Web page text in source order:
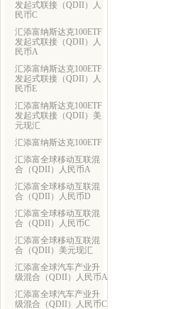
发起式联接（QDII）人
民币C
汇添富纳斯达克100ETF
发起式联接（QDII）人
民币A
汇添富纳斯达克100ETF
发起式联接（QDII）人
民币E
汇添富纳斯达克100ETF
发起式联接（QDII）美
元现汇
汇添富纳斯达克100ETF
汇添富全球移动互联混
合（QDII）人民币A
汇添富全球移动互联混
合（QDII）人民币D
汇添富全球移动互联混
合（QDII）人民币C
汇添富全球移动互联混
合（QDII）美元现汇
汇添富全球汽车产业升
级混合（QDII）人民币A
汇添富全球汽车产业升
级混合（QDII）人民币C